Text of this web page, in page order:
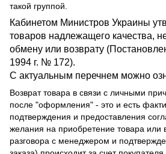
такой группой.
Кабинетом Министров Украины
товаров надлежащего качества,
обмену или возврату
1994 г. № 172).
С актуальным перечнем можно
Возврат товара в связи с личными
после "оформления" - это и есть
подтверждения и предоставления
желания на приобретение товара или
разговора с менеджером и